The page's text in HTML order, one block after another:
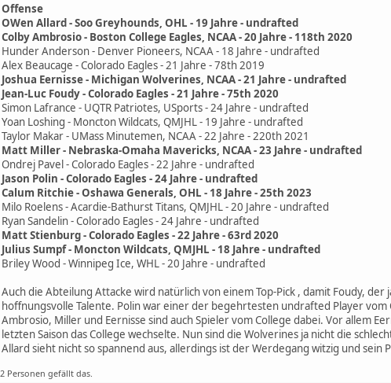
Offense
OWen Allard - Soo Greyhounds, OHL - 19 Jahre - undrafted
Colby Ambrosio - Boston College Eagles, NCAA - 20 Jahre - 118th 2020
Hunder Anderson - Denver Pioneers, NCAA - 18 Jahre - undrafted
Alex Beaucage - Colorado Eagles - 21 Jahre - 78th 2019
Joshua Eernisse - Michigan Wolverines, NCAA - 21 Jahre - undrafted
Jean-Luc Foudy - Colorado Eagles - 21 Jahre - 75th 2020
Simon Lafrance - UQTR Patriotes, USports - 24 Jahre - undrafted
Yoan Loshing - Moncton Wildcats, QMJHL - 19 Jahre - undrafted
Taylor Makar - UMass Minutemen, NCAA - 22 Jahre - 220th 2021
Matt Miller - Nebraska-Omaha Mavericks, NCAA - 23 Jahre - undrafted
Ondrej Pavel - Colorado Eagles - 22 Jahre - undrafted
Jason Polin - Colorado Eagles - 24 Jahre - undrafted
Calum Ritchie - Oshawa Generals, OHL - 18 Jahre - 25th 2023
Milo Roelens - Acardie-Bathurst Titans, QMJHL - 20 Jahre - undrafted
Ryan Sandelin - Colorado Eagles - 24 Jahre - undrafted
Matt Stienburg - Colorado Eagles - 22 Jahre - 63rd 2020
Julius Sumpf - Moncton Wildcats, QMJHL - 18 Jahre - undrafted
Briley Wood - Winnipeg Ice, WHL - 20 Jahre - undrafted
Auch die Abteilung Attacke wird natürlich von einem Top-Pick , damit Foudy,
hoffnungsvolle Talente. Polin war einer der begehrtesten undrafted Player
Ambrosio, Miller und Eernisse sind auch Spieler vom College dabei. Vor allem
letzten Saison das College wechselte. Nun sind die Wolverines ja nicht die
Allard sieht nicht so spannend aus, allerdings ist der Werdegang witzig und sein
2 Personen gefällt das.